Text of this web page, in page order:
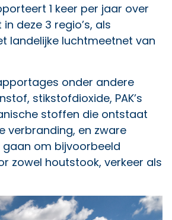
1 keer per jaar over
deze 3 regio’s, als
landelijke luchtmeetnet van
onder andere
stikstofdioxide, PAK’s
stoffen die ontstaat
verbranding, en zware
gaan om bijvoorbeeld
zowel houtstook, verkeer als